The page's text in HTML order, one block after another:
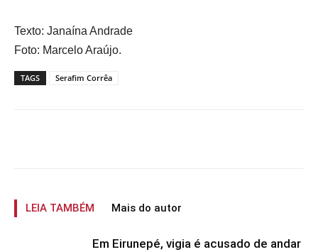
Texto: Janaína Andrade
Foto: Marcelo Araújo.
TAGS Serafim Corrêa
LEIA TAMBÉM Mais do autor
Em Eirunepé, vigia é acusado de andar